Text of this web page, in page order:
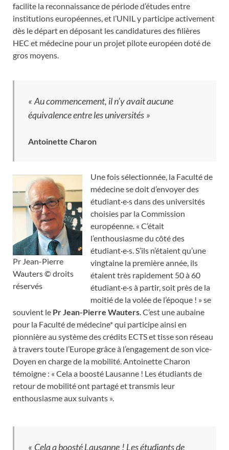
facilite la reconnaissance de période d’études entre
institutions européennes, et l’UNIL y participe activement
dès le départ en déposant les candidatures des filières
HEC et médecine pour un projet pilote européen doté de
gros moyens.
« Au commencement, il n’y avait aucune
équivalence entre les universités »
Antoinette Charon
Pr Jean-Pierre
Wauters © droits
réservés
Une fois sélectionnée, la Faculté de
médecine se doit d’envoyer des
étudiant·e·s dans des universités
choisies par la Commission
européenne. « C’était
l’enthousiasme du côté des
étudiant·e·s. S’ils n’étaient qu’une
vingtaine la première année, ils
étaient très rapidement 50 à 60
étudiant·e·s à partir, soit près de la
moitié de la volée de l’époque ! » se
souvient le Pr Jean-Pierre Wauters . C’est une aubaine
pour la Faculté de médecine* qui participe ainsi en
pionnière au système des crédits ECTS et tisse son réseau
à travers toute l’Europe grâce à l’engagement de son vice-
Doyen en charge de la mobilité. Antoinette Charon
témoigne : « Cela a boosté Lausanne ! Les étudiants de
retour de mobilité ont partagé et transmis leur
enthousiasme aux suivants ».
« Cela a boosté Lausanne ! Les étudiants de